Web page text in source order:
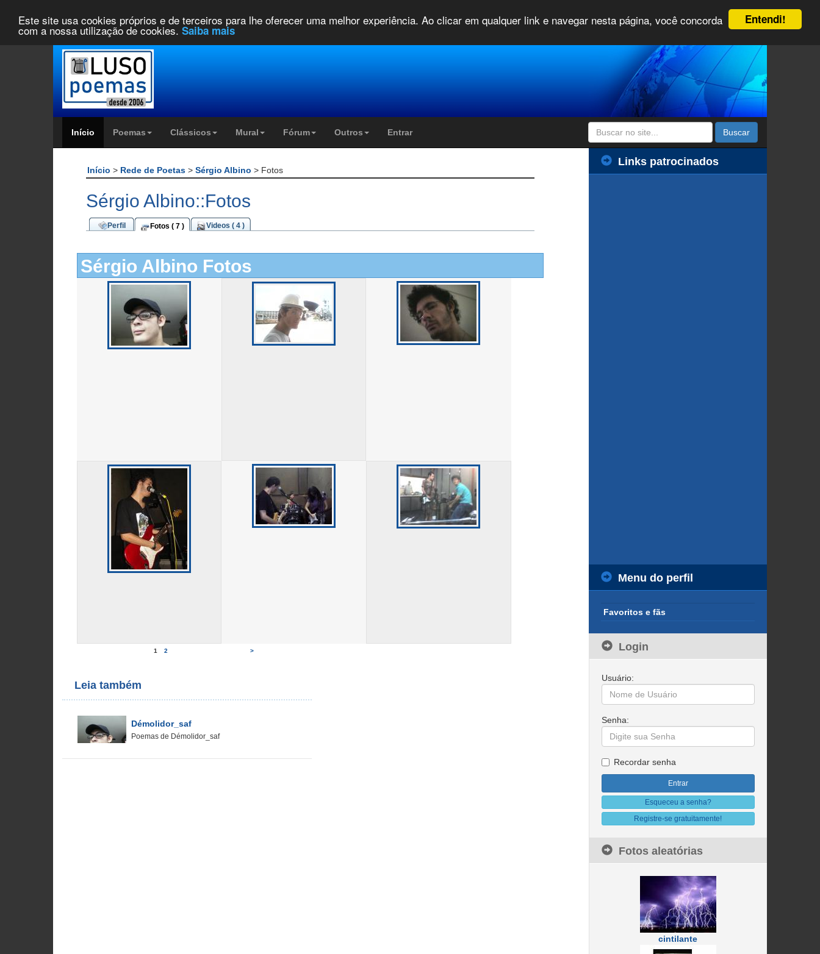
Entendi!
Este site usa cookies próprios e de terceiros para lhe oferecer uma melhor experiência. Ao clicar em qualquer link e navegar nesta página, você concorda
com a nossa utilização de cookies. Saiba mais
Início Poemas Clássicos Mural Fórum Outros Entrar Buscar
Início > Rede de Poetas > Sérgio Albino > Fotos
Sérgio Albino::Fotos
Perfil Fotos ( 7 ) Videos ( 4 )
Sérgio Albino Fotos
1 2 >
Leia também
Démolidor_saf
Poemas de Démolidor_saf
Links patrocinados
Menu do perfil
Favoritos e fãs
Login
Usuário:
Senha:
Recordar senha
Esqueceu a senha?
Registre-se gratuitamente!
Fotos aleatórias
cintilante